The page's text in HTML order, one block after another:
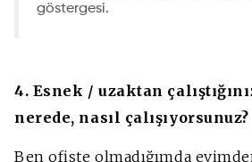
göstergesi.
4. Esnek / uzaktan
nerede, nasıl çalışıyorsunuz?
Ben ofiste olmadığımda